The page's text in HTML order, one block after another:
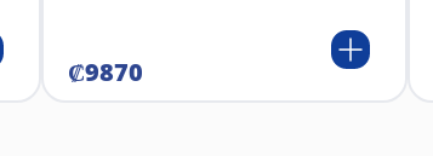
₡9870